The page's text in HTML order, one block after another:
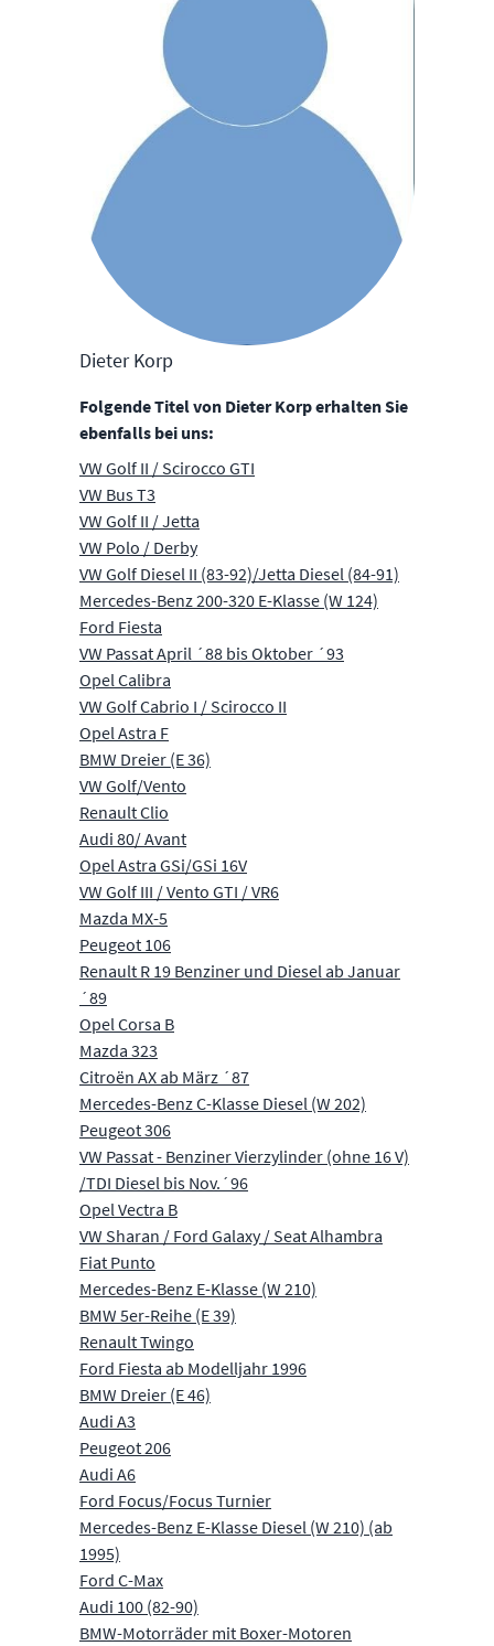
Dieter Korp
Folgende Titel von Dieter Korp erhalten Sie
ebenfalls bei uns:
VW Golf II / Scirocco GTI
VW Bus T3
VW Golf II / Jetta
VW Polo / Derby
VW Golf Diesel II (83-92)/Jetta Diesel (84-91)
Mercedes-Benz 200-320 E-Klasse (W 124)
Ford Fiesta
VW Passat April ´88 bis Oktober ´93
Opel Calibra
VW Golf Cabrio I / Scirocco II
Opel Astra F
BMW Dreier (E 36)
VW Golf/Vento
Renault Clio
Audi 80/ Avant
Opel Astra GSi/GSi 16V
VW Golf III / Vento GTI / VR6
Mazda MX-5
Peugeot 106
Renault R 19 Benziner und Diesel ab Januar
´89
Opel Corsa B
Mazda 323
Citroën AX ab März ´87
Mercedes-Benz C-Klasse Diesel (W 202)
Peugeot 306
VW Passat - Benziner Vierzylinder (ohne 16 V)
/TDI Diesel bis Nov.´96
Opel Vectra B
VW Sharan / Ford Galaxy / Seat Alhambra
Fiat Punto
Mercedes-Benz E-Klasse (W 210)
BMW 5er-Reihe (E 39)
Renault Twingo
Ford Fiesta ab Modelljahr 1996
BMW Dreier (E 46)
Audi A3
Peugeot 206
Audi A6
Ford Focus/Focus Turnier
Mercedes-Benz E-Klasse Diesel (W 210) (ab
1995)
Ford C-Max
Audi 100 (82-90)
BMW-Motorräder mit Boxer-Motoren